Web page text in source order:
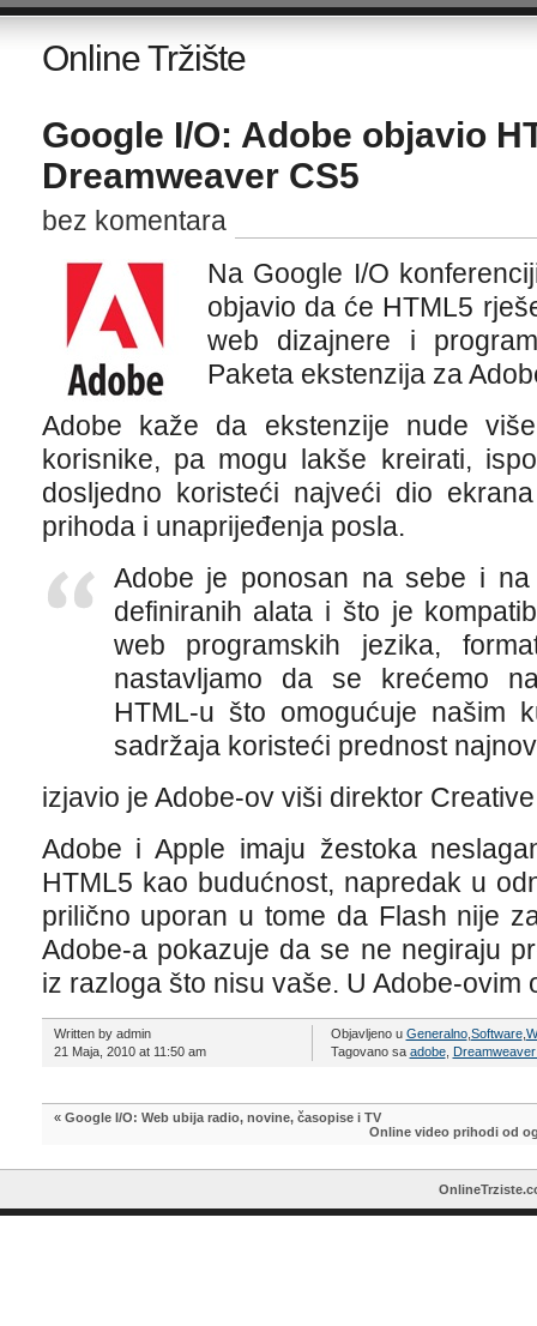
Online Tržište
Google I/O: Adobe objavio
Dreamweaver CS5
bez komentara
Na Google I/O
objavio da će HTML5
web dizajnere i
Paketa ekstenzija za
Adobe kaže da ekstenzije nude
korisnike, pa mogu lakše kreirati,
dosljedno koristeći najveći dio
prihoda i unaprijeđenja posla.
Adobe je ponosan na sebe i
definiranih alata i što je
web programskih jezika,
nastavljamo da se krećemo
HTML-u što omogućuje našim
sadržaja koristeći prednost
izjavio je Adobe-ov viši direktor
Adobe i Apple imaju žestoka
HTML5 kao budućnost, napredak u
prilično uporan u tome da Flash nije
Adobe-a pokazuje da se ne negiraju
iz razloga što nisu vaše. U Adobe-ovim
Written by admin
21 Maja, 2010 at 11:50 am
Objavljeno u Generalno, Software,
Tagovano sa adobe,
« Google I/O: Web ubija radio, novine, časopise i TV
Online video prihodi od